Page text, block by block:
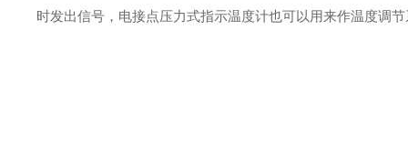
时发出信号，电接点压力式指示温度计也可以用来作温度调